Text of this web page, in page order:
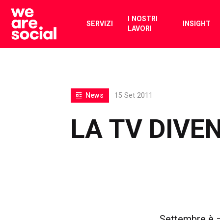
Skip
content
SERVIZI
I NOSTRI
LAVORI
INSIGHT
LA TV
News 15 Set 2011